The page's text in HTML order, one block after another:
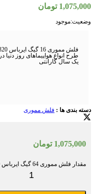
1,075,000 تومان
وضعیت:موجود
فلش مموری 16 گیگ ایرباس 320
طرح انواع هواپیماهای روز
یک سال گارانتی
دسته بندی ها : فلش مموری
1,075,000 تومان
مقدار فلش مموری 64 گیگ ایرباس 320 - Airbus 320 Flash Memory 64 G